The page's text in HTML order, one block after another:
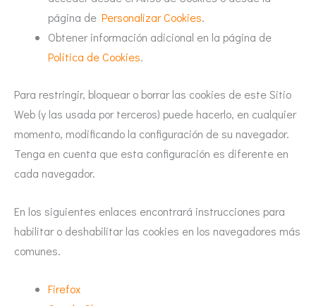
página de Personalizar Cookies.
Obtener información adicional en la página de
Política de Cookies.
Para restringir, bloquear o borrar las cookies de este Sitio
Web (y las usada por terceros) puede hacerlo, en cualquier
momento, modificando la configuración de su navegador.
Tenga en cuenta que esta configuración es diferente en
cada navegador.
En los siguientes enlaces encontrará instrucciones para
habilitar o deshabilitar las cookies en los navegadores más
comunes.
Firefox